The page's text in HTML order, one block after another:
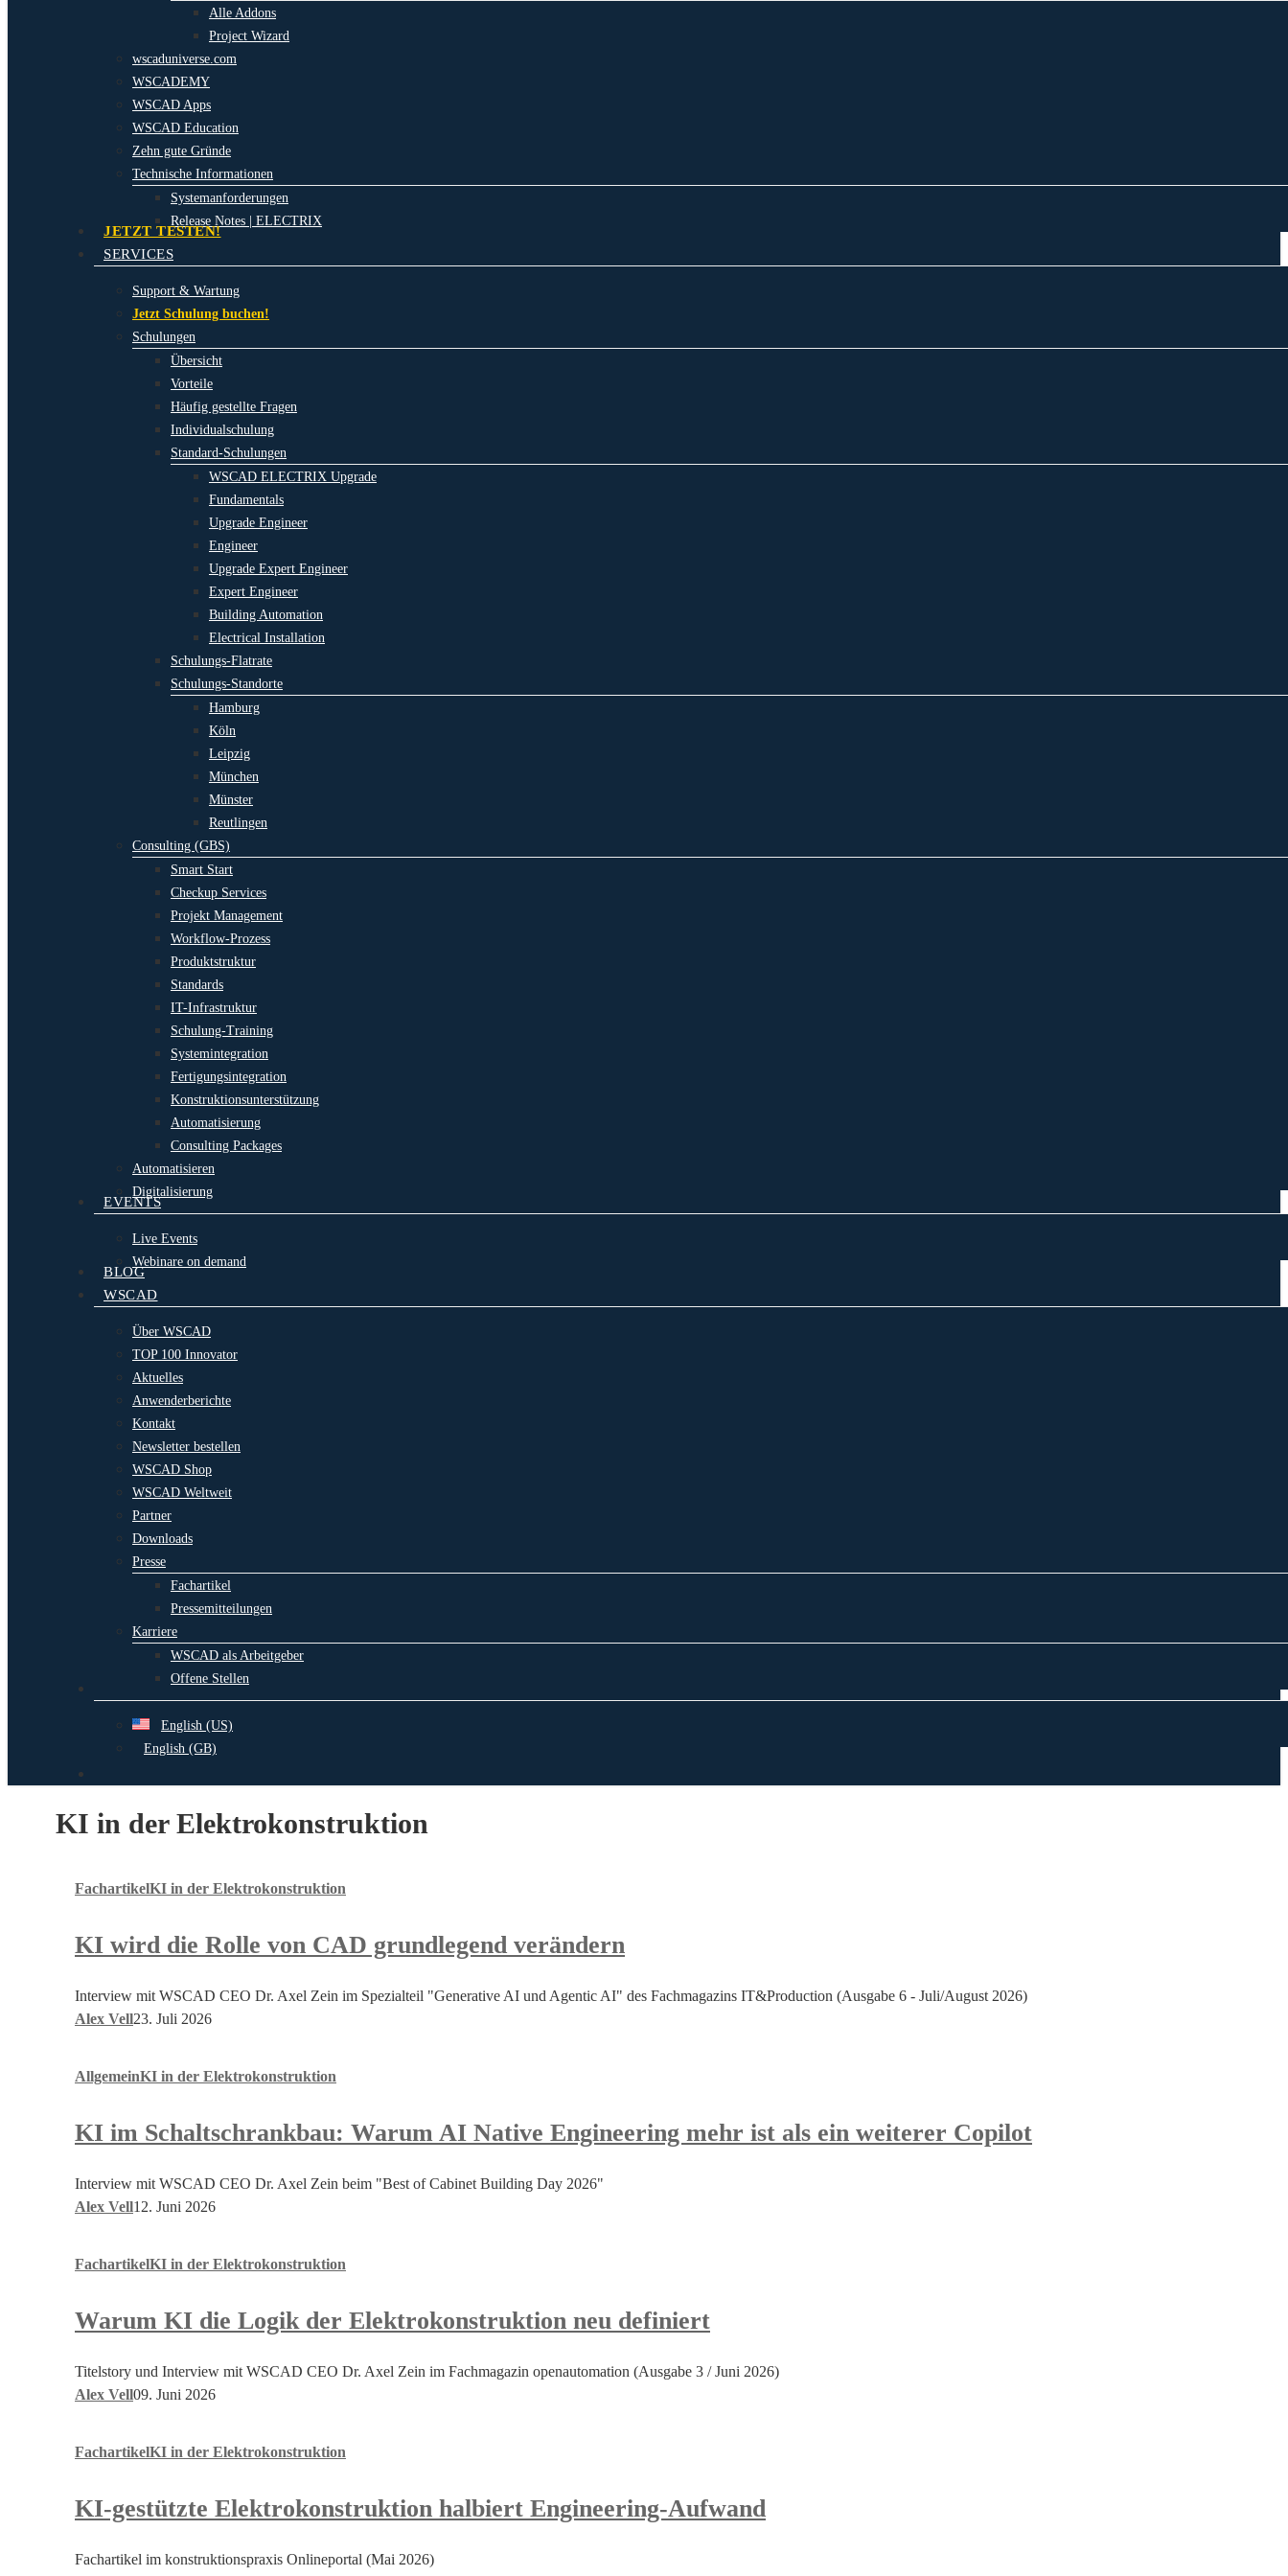
Alle Addons
Project Wizard
wscaduniverse.com
WSCADEMY
WSCAD Apps
WSCAD Education
Zehn gute Gründe
Technische Informationen
Systemanforderungen
Release Notes | ELECTRIX
JETZT TESTEN!
SERVICES
Support & Wartung
Jetzt Schulung buchen!
Schulungen
Übersicht
Vorteile
Häufig gestellte Fragen
Individualschulung
Standard-Schulungen
WSCAD ELECTRIX Upgrade
Fundamentals
Upgrade Engineer
Engineer
Upgrade Expert Engineer
Expert Engineer
Building Automation
Electrical Installation
Schulungs-Flatrate
Schulungs-Standorte
Hamburg
Köln
Leipzig
München
Münster
Reutlingen
Consulting (GBS)
Smart Start
Checkup Services
Projekt Management
Workflow-Prozess
Produktstruktur
Standards
IT-Infrastruktur
Schulung-Training
Systemintegration
Fertigungsintegration
Konstruktionsunterstützung
Automatisierung
Consulting Packages
Automatisieren
Digitalisierung
EVENTS
Live Events
Webinare on demand
BLOG
WSCAD
Über WSCAD
TOP 100 Innovator
Aktuelles
Anwenderberichte
Kontakt
Newsletter bestellen
WSCAD Shop
WSCAD Weltweit
Partner
Downloads
Presse
Fachartikel
Pressemitteilungen
Karriere
WSCAD als Arbeitgeber
Offene Stellen
English (US)
English (GB)
KI in der Elektrokonstruktion
wird
Rolle
CAD
grundlegend
FachartikelKI in der Elektrokonstruktion
KI wird die Rolle von CAD grundlegend verändern
Interview mit WSCAD CEO Dr. Axel Zein im Spezialteil "Generative AI und Agentic AI" des Fachmagazins IT&Production (Ausgabe 6 - Juli/August 2026)
Alex Vell23. Juli 2026
Warum
Native
Engineering
weiterer
Copilot
AllgemeinKI in der Elektrokonstruktion
KI im Schaltschrankbau: Warum AI Native Engineering mehr ist als ein weiterer Copilot
Interview mit WSCAD CEO Dr. Axel Zein beim "Best of Cabinet Building Day 2026"
Alex Vell12. Juni 2026
Logik
Elektrokonstruktion
FachartikelKI in der Elektrokonstruktion
Warum KI die Logik der Elektrokonstruktion neu definiert
Titelstory und Interview mit WSCAD CEO Dr. Axel Zein im Fachmagazin openautomation (Ausgabe 3 / Juni 2026)
Alex Vell09. Juni 2026
gestützte
halbiert
Engineering-
Aufwand
FachartikelKI in der Elektrokonstruktion
KI-gestützte Elektrokonstruktion halbiert Engineering-Aufwand
Fachartikel im konstruktionspraxis Onlineportal (Mai 2026)